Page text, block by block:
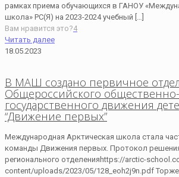
рамках приема обучающихся в ГАНОУ
школа» РС(Я) на 2023-2024 учебный […]
Вам нравится это?4
Читать далее
18.05.2023
В МАШ создано первичное
Общероссийского общественно-
государственного движения
“Движение первых”
Международная Арктическая школа стала
команды Движения первых. Протокол
регионального отделенияhttps://arctic-
content/uploads/2023/05/128_eoh2j9n.pdf